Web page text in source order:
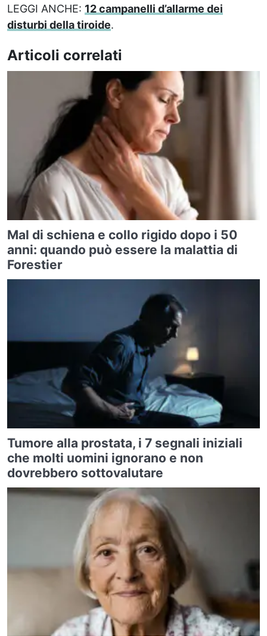
LEGGI ANCHE: 12 campanelli d’allarme dei
disturbi della tiroide.
Articoli correlati
Mal di schiena e collo rigido dopo i 50
anni: quando può essere la malattia di
Forestier
Tumore alla prostata, i 7 segnali iniziali
che molti uomini ignorano e non
dovrebbero sottovalutare